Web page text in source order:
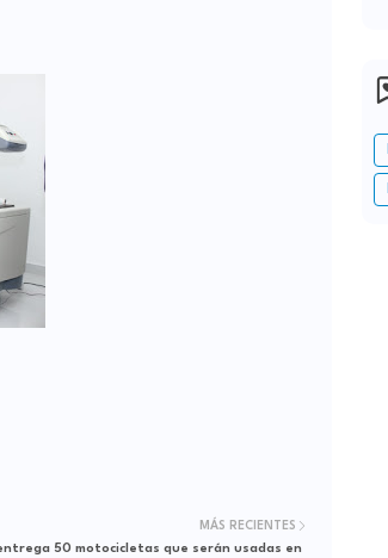
MÁS RECIENTES
50 motocicletas que serán usadas en